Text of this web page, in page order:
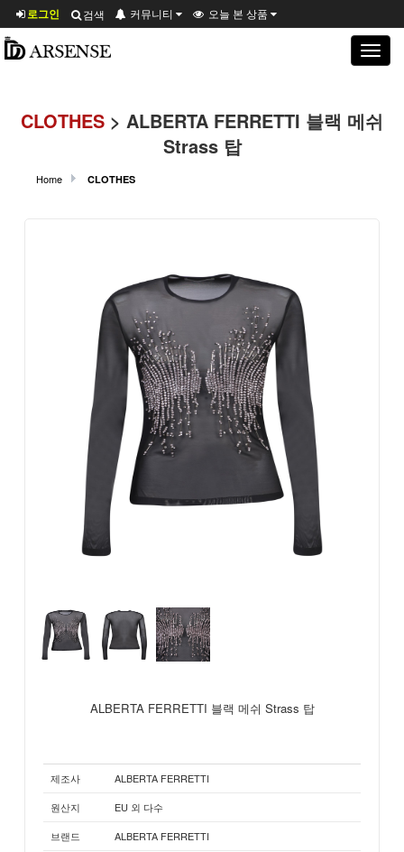
로그인 검색 커뮤니티 오늘 본 상품
Toggle
CLOTHES > ALBERTA FERRETTI 블랙 메쉬
Strass 탑
Home CLOTHES
ALBERTA FERRETTI 블랙 메쉬 Strass 탑
제조사
ALBERTA FERRETTI
원산지
EU 외 다수
브랜드
ALBERTA FERRETTI